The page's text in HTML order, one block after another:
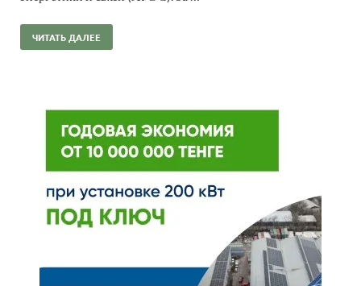
ЧИТАТЬ ДАЛЕЕ